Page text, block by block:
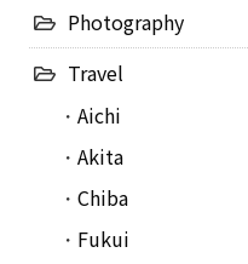
Photography
Travel
Aichi
Akita
Chiba
Fukui